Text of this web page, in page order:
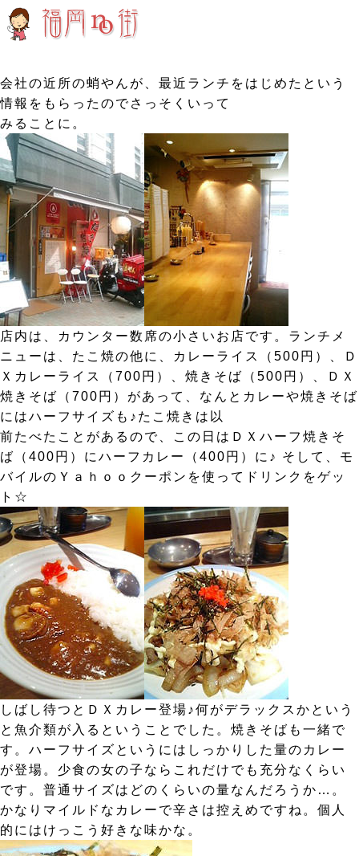
会社の近所の蛸やんが、最近ランチをはじめたという
情報をもらったのでさっそくいって
みることに。
店内は、カウンター数席の小さいお店です。ランチメ
ニューは、たこ焼の他に、カレーライス（500円）、Ｄ
Ｘカレーライス（700円）、焼きそば（500円）、ＤＸ
焼きそば（700円）があって、なんとカレーや焼きそば
にはハーフサイズも♪たこ焼きは以
前たべたことがあるので、この日はＤＸハーフ焼きそ
ば（400円）にハーフカレー（400円）に♪ そして、モ
バイルのＹａｈｏｏクーポンを使ってドリンクをゲッ
ト☆
しばし待つとＤＸカレー登場♪何がデラックスかという
と魚介類が入るということでした。焼きそばも一緒で
す。ハーフサイズというにはしっかりした量のカレー
が登場。少食の女の子ならこれだけでも充分なくらい
です。普通サイズはどのくらいの量なんだろうか…。
かなりマイルドなカレーで辛さは控えめですね。個人
的にはけっこう好きな味かな。